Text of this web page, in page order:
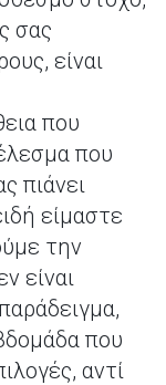
σας
είναι
που
που
πιάνει
είμαστε
την
είναι
που
αντί